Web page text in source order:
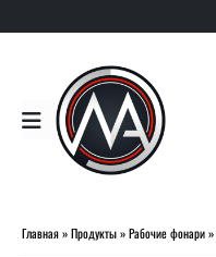
Главная»Продукты»Рабочие фонари»